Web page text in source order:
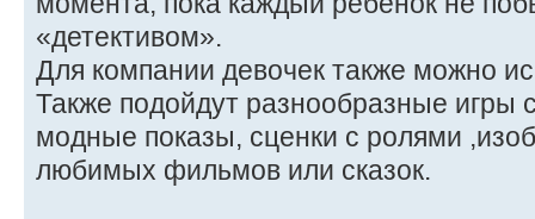
«детективом».
Для компании девочек также можно
Также подойдут разнообразные игры
модные показы, сценки с ролями
любимых фильмов или сказок.